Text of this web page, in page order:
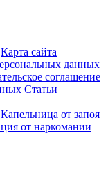
Карта сайта
данных
соглашение
Статьи
Капельница от запоя
от наркомании